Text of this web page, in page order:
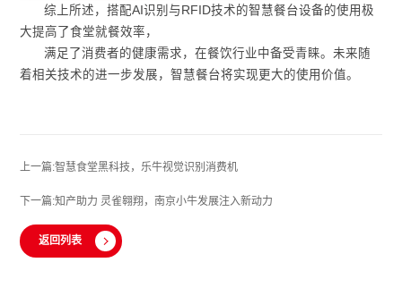
综上所述，搭配AI识别与RFID技术的智慧餐台设备的使用极
大提高了食堂就餐效率，
满足了消费者的健康需求，在餐饮行业中备受青睐。未来随
着相关技术的进一步发展，智慧餐台将实现更大的使用价值。
上一篇:智慧食堂黑科技，乐牛视觉识别消费机
下一篇:知产助力 灵雀翱翔，南京小牛发展注入新动力
返回列表